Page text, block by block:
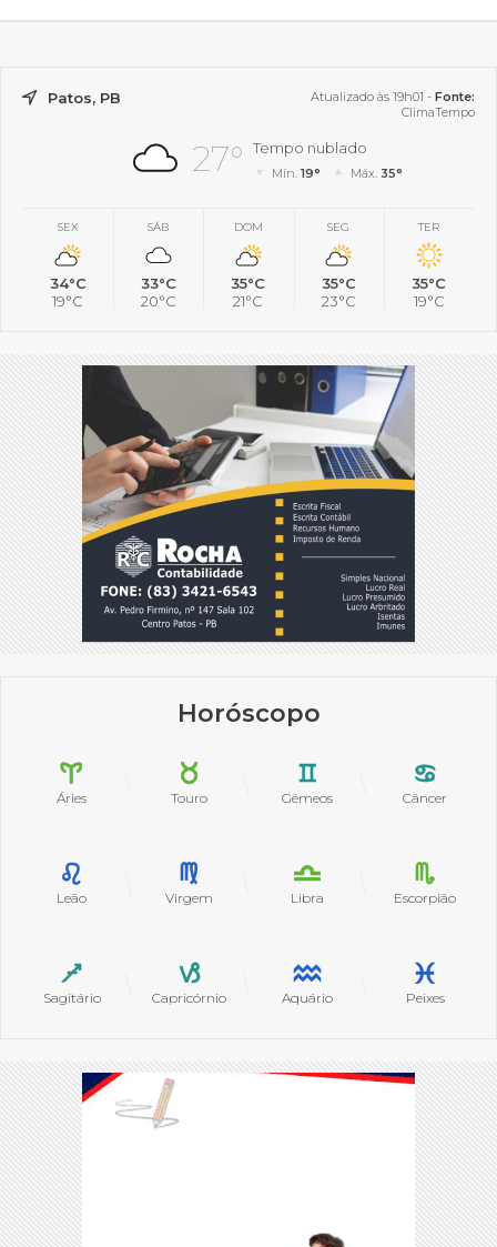
Patos, PB Atualizado às 19h01 - Fonte:
ClimaTempo
27° Tempo nublado
Mín.19° Máx. 35°
SEX
34°C
19°C
SÁB
33°C
20°C
DOM
35°C
21°C
SEG
35°C
23°C
TER
35°C
19°C
Horóscopo
Áries Touro Gêmeos Câncer
Leão Virgem Libra Escorpião
Sagitário Capricórnio Aquário Peixes